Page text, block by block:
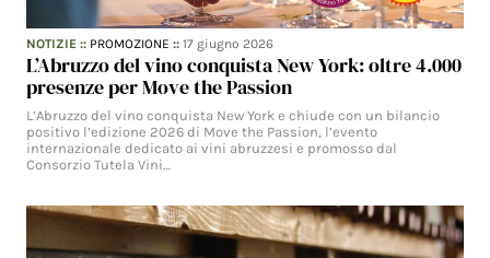
NOTIZIE :: PROMOZIONE ::17 giugno 2026
L’Abruzzo del vino conquista New York: oltre 4.000
presenze per Move the Passion
L’Abruzzo del vino conquista New York e chiude con un bilancio
positivo l’edizione 2026 di Move the Passion, l’evento
internazionale dedicato ai vini abruzzesi e promosso dal
Consorzio Tutela Vini…